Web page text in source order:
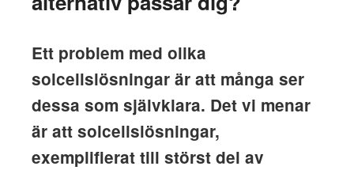
Ett problem med olika
solcellslösningar är att många ser
dessa som självklara. Det vi menar
är att solcellslösningar,
exemplifierat till störst del av